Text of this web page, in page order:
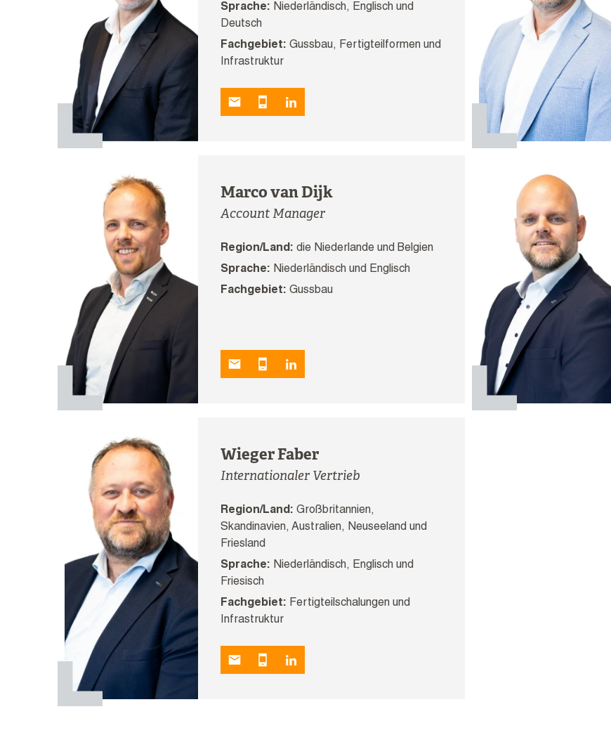
Sprache: Niederländisch, Englisch und
Deutsch
Fachgebiet: Gussbau, Fertigteilformen und
Infrastruktur
Marco van Dijk
Account Manager
Region/Land: die Niederlande und Belgien
Sprache: Niederländisch und Englisch
Fachgebiet: Gussbau
Wieger Faber
Internationaler Vertrieb
Region/Land: Großbritannien,
Skandinavien, Australien, Neuseeland und
Friesland
Sprache: Niederländisch, Englisch und
Friesisch
Fachgebiet: Fertigteilschalungen und
Infrastruktur